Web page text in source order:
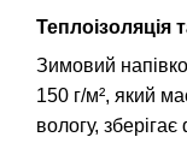
Зимовий
150 г/м², який
вологу,